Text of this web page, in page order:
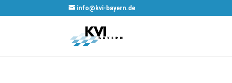
info@kvi-bayern.de